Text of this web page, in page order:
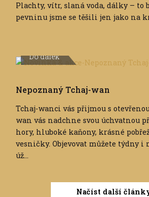
Plachty, vítr, slaná voda, dálky – to
pevninu jsme se těšili jen jako na
Do dálek
Nepoznaný Tchaj-wan
Tchaj-wanci vás přijmou s
wan vás nadchne svou úchvatnou
hory, hluboké kaňony, krásné
vesničky. Objevovat můžete týdny i
úž...
Načíst další